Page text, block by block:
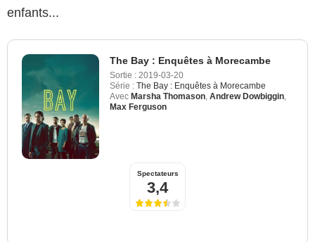
enfants...
The Bay : Enquêtes à Morecambe
Sortie : 2019-03-20
Série : The Bay : Enquêtes à Morecambe
Avec Marsha Thomason Andrew Dowbiggin
Max Ferguson
Spectateurs
3,4